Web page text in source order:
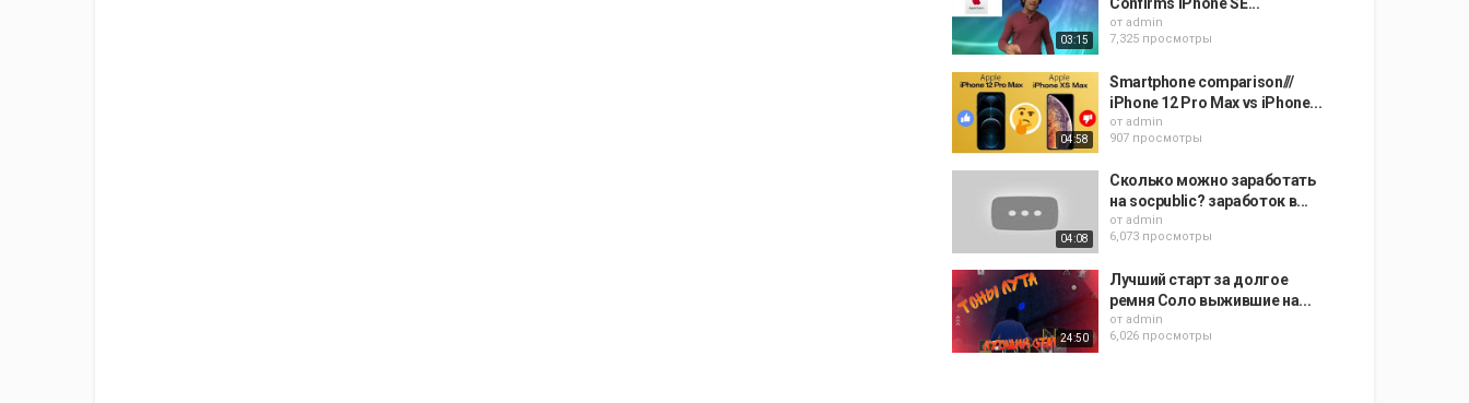
03:15
от admin
7,325 просмотры
04:58
Smartphone comparison///
iPhone 12 Pro Max vs iPhone...
от admin
907 просмотры
04:08
Сколько можно заработать
на socpublic? заработок в...
от admin
6,073 просмотры
24:50
Лучший старт за долгое
ремня Соло выжившие на...
от admin
6,026 просмотры